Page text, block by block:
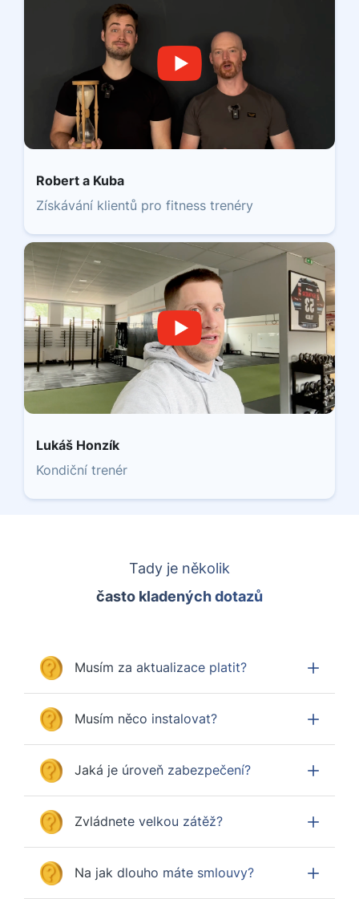
Robert a Kuba
Získávání klientů pro fitness trenéry
Lukáš Honzík
Kondiční trenér
Tady je několik
často kladených dotazů
Musím za aktualizace platit?
Musím něco instalovat?
Jaká je úroveň zabezpečení?
Zvládnete velkou zátěž?
Na jak dlouho máte smlouvy?